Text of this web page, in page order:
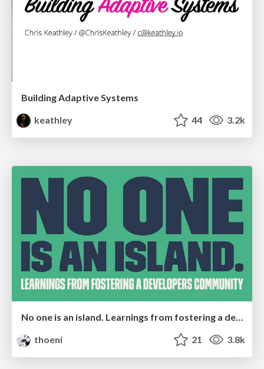
Building Adaptive Systems
keathley
44 3.2k
No one is an island. Learnings from fostering a developers community.
thoeni
21 3.8k